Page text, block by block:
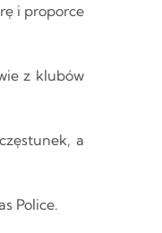
i proporce
z klubów
a
Police.